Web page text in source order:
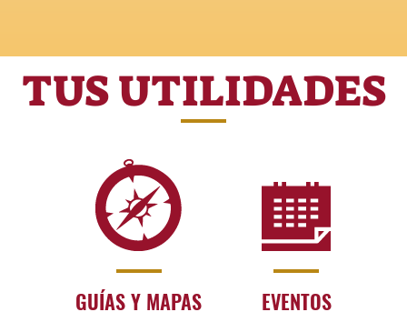
TUS UTILIDADES
GUÍAS Y MAPAS EVENTOS